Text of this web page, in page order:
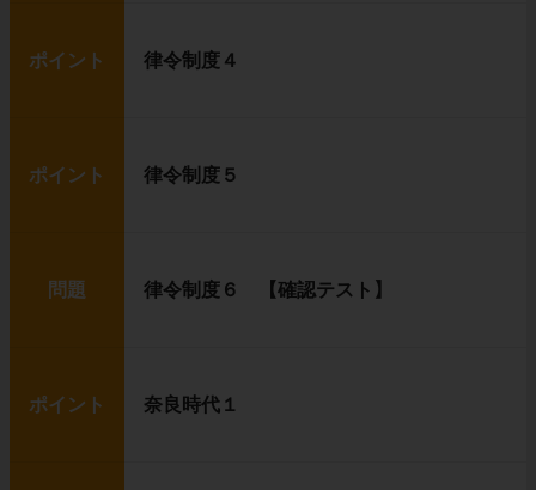
ポイント 律令制度４
ポイント 律令制度５
問題 律令制度６ 【確認テスト】
ポイント 奈良時代１